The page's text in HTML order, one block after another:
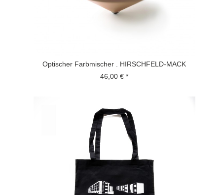
Optischer Farbmischer . HIRSCHFELD-MACK
46,00 € *